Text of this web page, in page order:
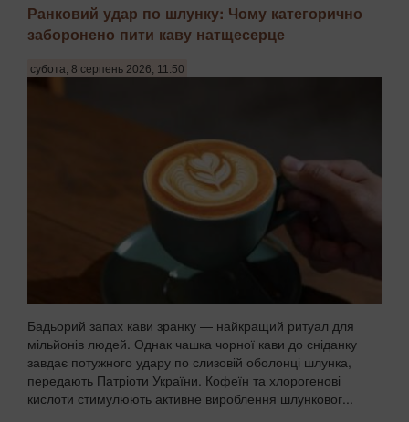
Ранковий удар по шлунку: Чому категорично
заборонено пити каву натщесерце
субота, 8 серпень 2026, 11:50
Бадьорий запах кави зранку — найкращий ритуал для
мільйонів людей. Однак чашка чорної кави до сніданку
завдає потужного удару по слизовій оболонці шлунка,
передають Патріоти України. Кофеїн та хлорогенові
кислоти стимулюють активне вироблення шлунковог...